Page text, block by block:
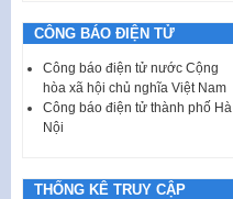
CÔNG BÁO ĐIỆN TỬ
Công báo điện tử nước Cộng
hòa xã hội chủ nghĩa Việt Nam
Công báo điện tử thành phố Hà
Nội
THỐNG KÊ TRUY CẬP